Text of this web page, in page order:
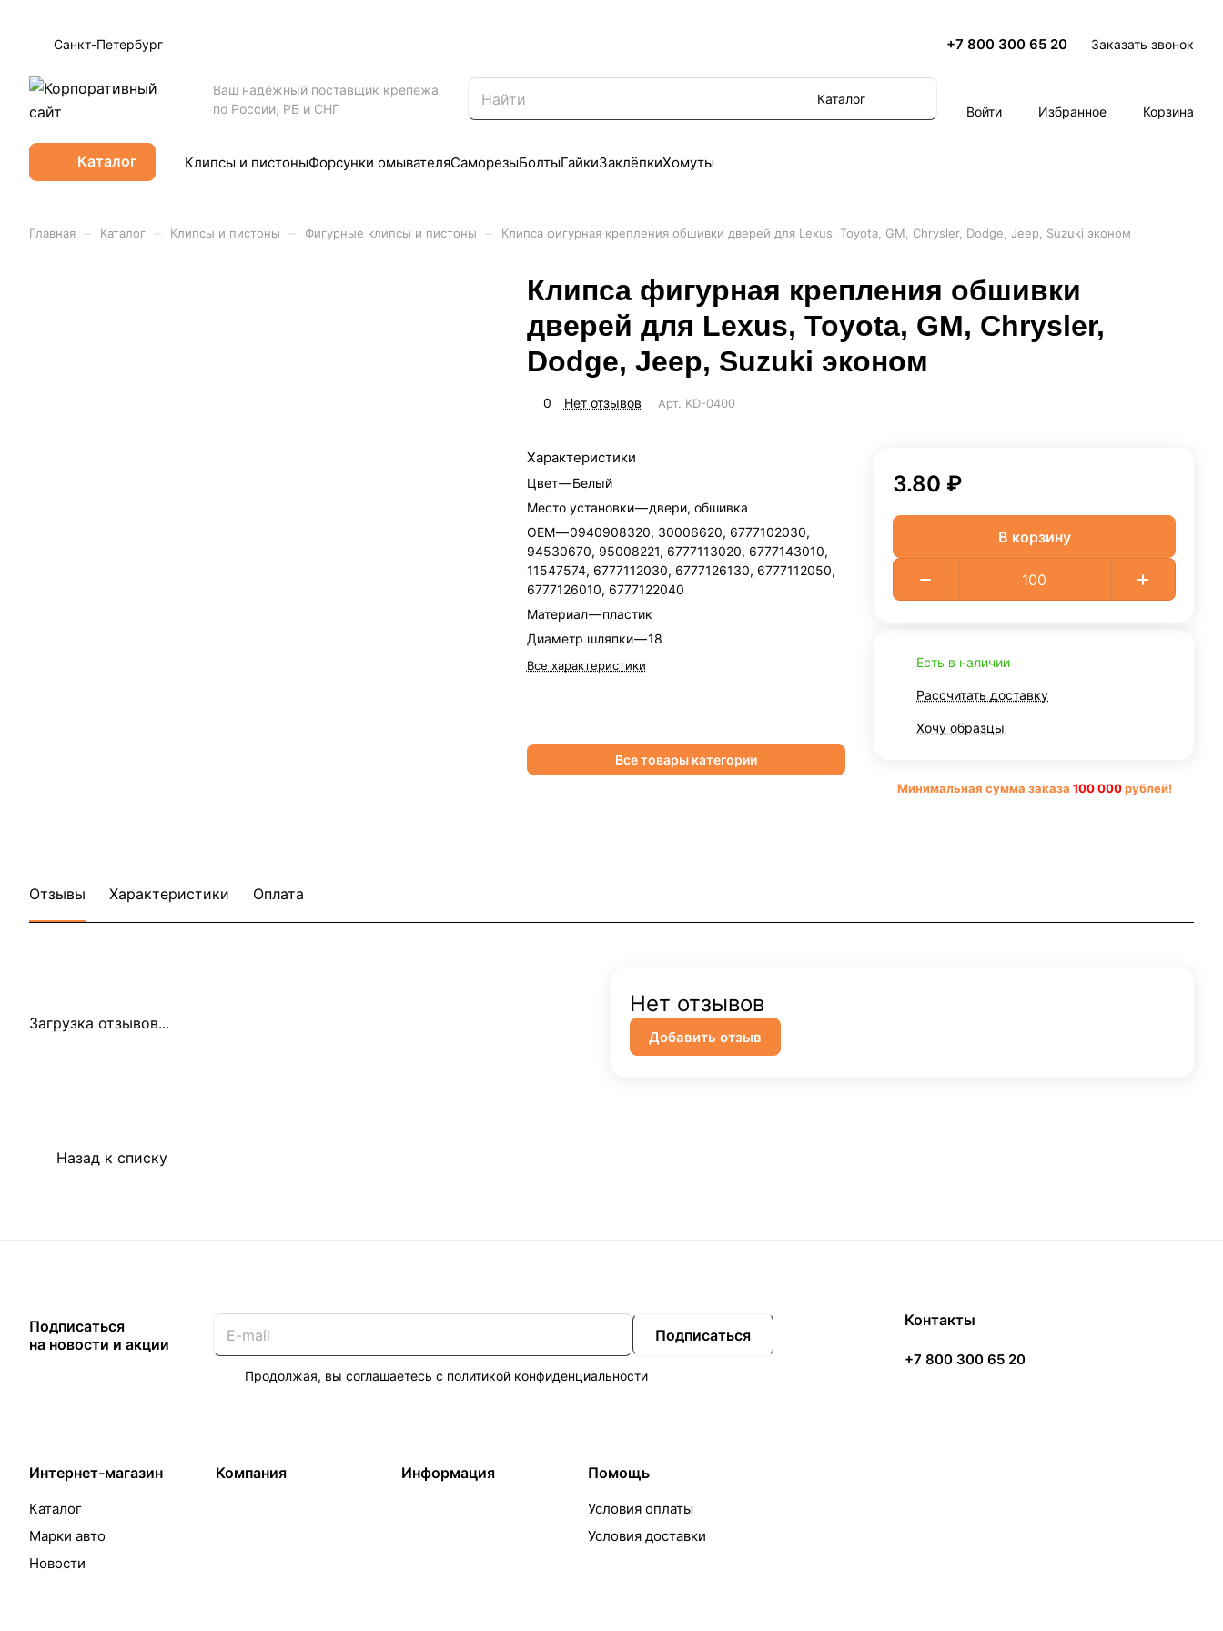
Санкт-Петербург +7 800 300 65 20 Заказать звонок
Ваш надёжный поставщик крепежа
по России, РБ и СНГ
Каталог
Войти
Избранное Корзина
Каталог Клипсы и пистоныФорсунки омывателяСаморезыБолтыГайкиЗаклёпкиХомуты
Главная Каталог Клипсы и пистоны Фигурные клипсы и пистоны Клипса фигурная крепления обшивки дверей для Lexus, Toyota, GM, Chrysler, Dodge, Jeep, Suzuki эконом
Клипса фигурная крепления обшивки
дверей для Lexus, Toyota, GM, Chrysler,
Dodge, Jeep, Suzuki эконом
0 Нет отзывов Арт. KD-0400
Характеристики
Цвет—Белый
Место установки—двери, обшивка
OEM—0940908320, 30006620, 6777102030,
94530670, 95008221, 6777113020, 6777143010,
11547574, 6777112030, 6777126130, 6777112050,
6777126010, 6777122040
Материал—пластик
Диаметр шляпки—18
Все характеристики
Все товары категории
3.80 ₽
В корзину
Есть в наличии
Рассчитать доставку
Хочу образцы
Минимальная сумма заказа 100 000рублей!
Отзывы Характеристики Оплата
Загрузка отзывов...
Нет отзывов
Добавить отзыв
Назад к списку
Подписаться
на новости и акции
Подписаться
Продолжая, вы соглашаетесь с политикой конфиденциальности
Интернет-магазин
Каталог
Марки авто
Новости
Компания Информация Помощь
Условия оплаты
Условия доставки
Контакты
+7 800 300 65 20